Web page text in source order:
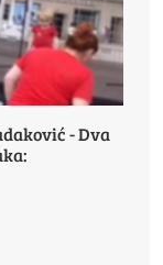
- Dva